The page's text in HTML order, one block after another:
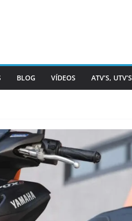
BLOG VÍDEOS ATV’S, UTV’S